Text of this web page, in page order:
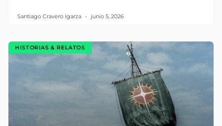
Santiago Cravero Igarza junio 5, 2026
HISTORIAS & RELATOS